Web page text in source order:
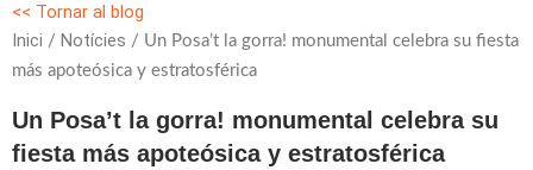
<< Tornar al blog
Inici / Notícies / Un Posa’t la gorra! monumental celebra su fiesta
más apoteósica y estratosférica
Un Posa’t la gorra! monumental celebra su
fiesta más apoteósica y estratosférica